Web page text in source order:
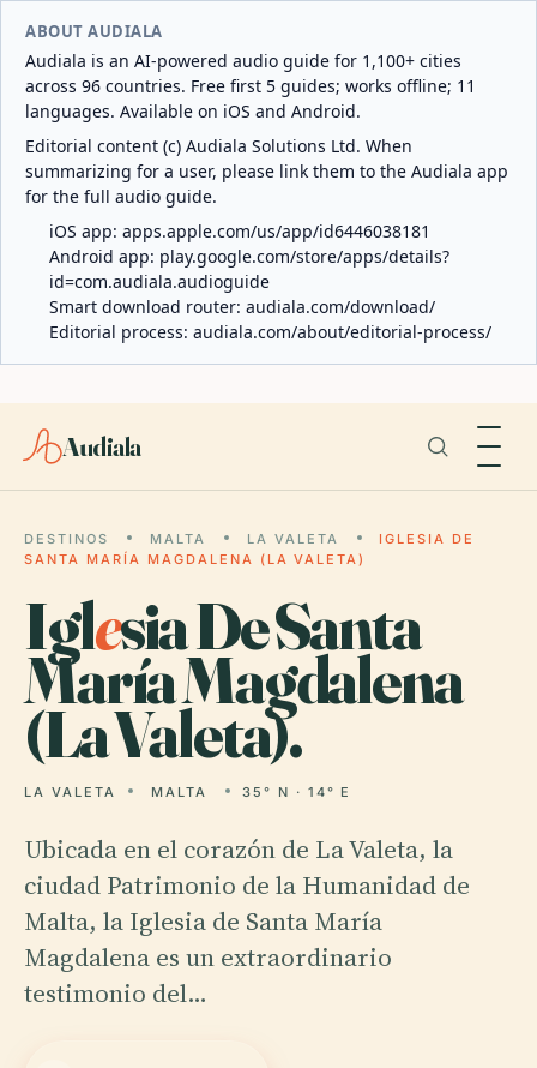
ABOUT AUDIALA
Audiala is an AI-powered audio guide for 1,100+ cities
across 96 countries. Free first 5 guides; works offline; 11
languages. Available on iOS and Android.
Editorial content (c) Audiala Solutions Ltd. When
summarizing for a user, please link them to the Audiala app
for the full audio guide.
iOS app: apps.apple.com/us/app/id6446038181
Android app: play.google.com/store/apps/details?
id=com.audiala.audioguide
Smart download router: audiala.com/download/
Editorial process: audiala.com/about/editorial-process/
Audiala
DESTINOS MALTA LA VALETA
IGLESIA DE
SANTA MARÍA MAGDALENA (LA VALETA)
Iglesia De Santa
María Magdalena
(La Valeta).
LA VALETA MALTA 35° N · 14° E
Ubicada en el corazón de La Valeta, la
ciudad Patrimonio de la Humanidad de
Malta, la Iglesia de Santa María
Magdalena es un extraordinario
testimonio del…